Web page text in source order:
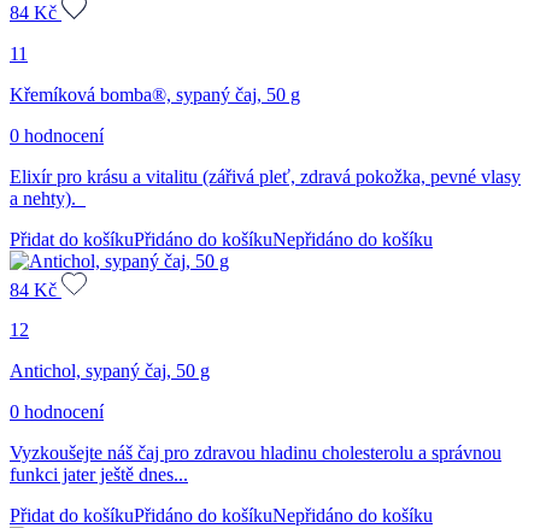
84 Kč
11
Křemíková bomba®, sypaný čaj, 50 g
0 hodnocení
Elixír pro krásu a vitalitu (zářivá pleť, zdravá pokožka, pevné vlasy
a nehty).
Přidat do košíkuPřidáno do košíkuNepřidáno do košíku
84 Kč
12
Antichol, sypaný čaj, 50 g
0 hodnocení
Vyzkoušejte náš čaj pro zdravou hladinu cholesterolu a správnou
funkci jater ještě dnes...
Přidat do košíkuPřidáno do košíkuNepřidáno do košíku